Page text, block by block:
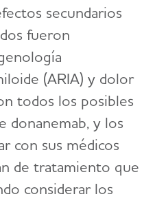
secundarios
fueron
(ARIA) y dolor
todos los posibles
donanemab, y los
con sus médicos
de tratamiento que
considerar los